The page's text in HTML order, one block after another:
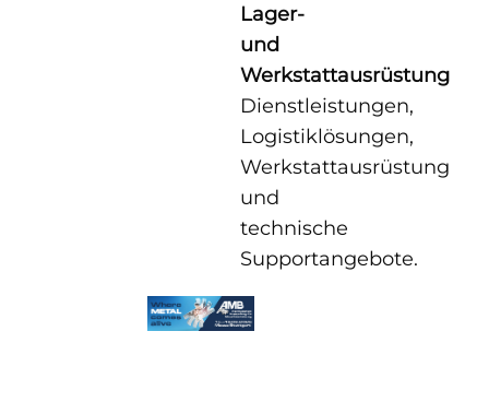
Lager-
und
Werkstattausrüstung
Dienstleistungen,
Logistiklösungen,
Werkstattausrüstung
und
technische
Supportangebote.